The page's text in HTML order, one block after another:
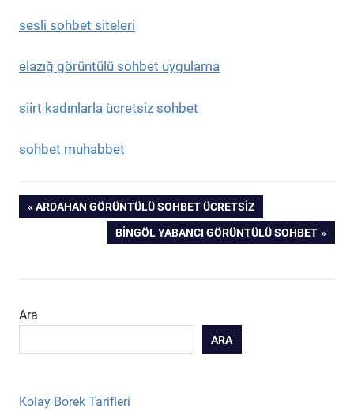
sesli sohbet siteleri
elazığ görüntülü sohbet uygulama
siirt kadınlarla ücretsiz sohbet
sohbet muhabbet
Yazı
gezinmesi
PREVIOUS
ARDAHAN GÖRÜNTÜLÜ SOHBET ÜCRETSIZ
NEXT
BINGÖL YABANCI GÖRÜNTÜLÜ SOHBET
Ara
ARA
Kolay Borek Tarifleri